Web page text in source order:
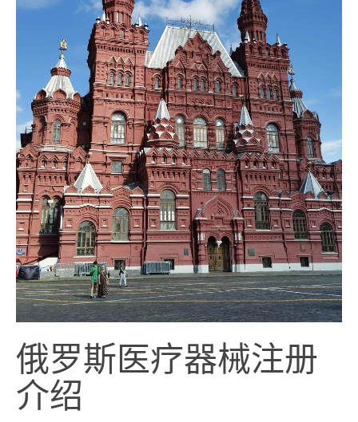
俄罗斯医疗器械注册
介绍